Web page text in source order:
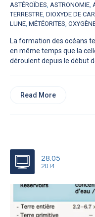
ASTÉROÏDES, ASTRONOMIE,
TERRESTRE, DIOXYDE DE
LUNE, MÉTÉORITES,
La formation des océans
en même temps que la
déroulent depuis le début
Read More
28.05
2014